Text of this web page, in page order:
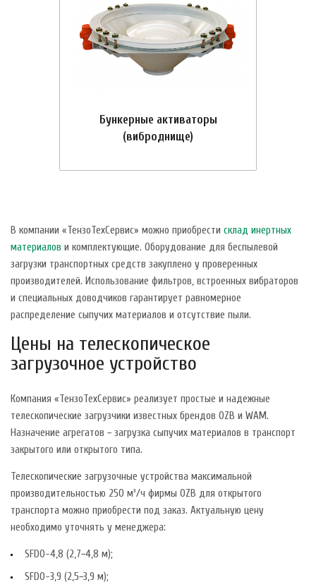
Бункерные активаторы
(виброднище)
В компании «ТензоТехСервис» можно приобрести склад инертных
материалов и комплектующие. Оборудование для беспылевой
загрузки транспортных средств закуплено у проверенных
производителей. Использование фильтров, встроенных вибраторов
и специальных доводчиков гарантирует равномерное
распределение сыпучих материалов и отсутствие пыли.
Цены на телескопическое
загрузочное устройство
Компания «ТензоТехСервис» реализует простые и надежные
телескопические загрузчики известных брендов OZB и WAM.
Назначение агрегатов − загрузка сыпучих материалов в транспорт
закрытого или открытого типа.
Телескопические загрузочные устройства максимальной
производительностью 250 м³/ч фирмы OZB для открытого
транспорта можно приобрести под заказ. Актуальную цену
необходимо уточнять у менеджера:
SFDO-4,8 (2,7−4,8 м);
SFDO-3,9 (2,5−3,9 м);